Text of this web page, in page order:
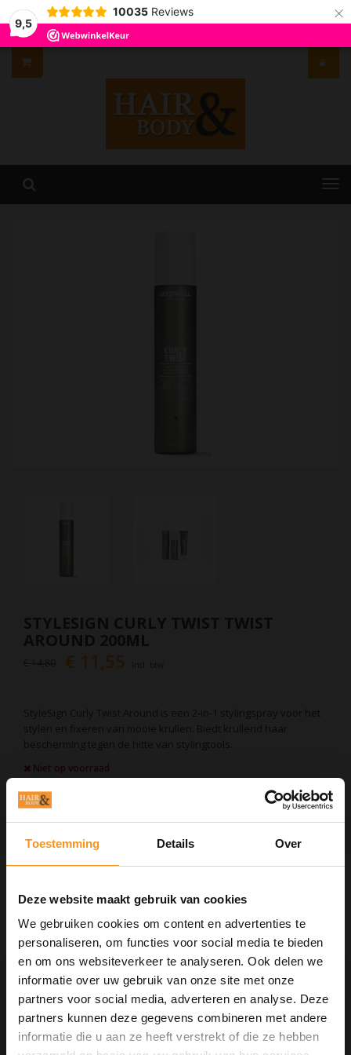
Toestemming Details Over
Deze website maakt gebruik van cookies
We gebruiken cookies om content en advertenties te
personaliseren, om functies voor social media te bieden
en om ons websiteverkeer te analyseren. Ook delen we
informatie over uw gebruik van onze site met onze
partners voor social media, adverteren en analyse. Deze
partners kunnen deze gegevens combineren met andere
informatie die u aan ze heeft verstrekt of die ze hebben
9,5
10035 Reviews ×
€ 11,55
Niet op voorraad
EAN Code:
StyleSign Curly Twist Around is een stylingspray speciaal
ontwikkeld voor het stylen en fixeren van krullen. De
verbeterde formule beschermd het haar tegen de hitte van
stylingtools tot 200 graden en geeft de krullen een
verstevigende finish.
Verstevigingsfactor: 3
Gebruik
Gebruik Twist Around in droog haar.
10% Summer Time Korting